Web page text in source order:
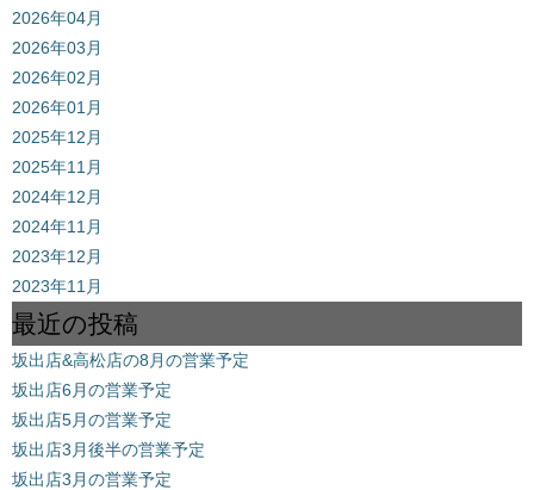
2026年04月
2026年03月
2026年02月
2026年01月
2025年12月
2025年11月
2024年12月
2024年11月
2023年12月
2023年11月
最近の投稿
坂出店&高松店の8月の営業予定
坂出店6月の営業予定
坂出店5月の営業予定
坂出店3月後半の営業予定
坂出店3月の営業予定